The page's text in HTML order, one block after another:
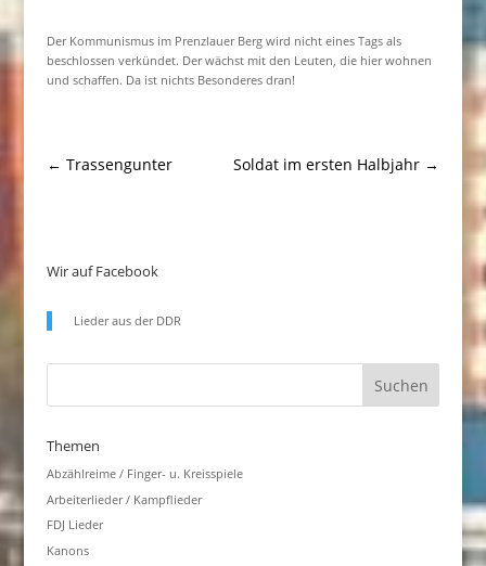
Der Kommunismus im Prenzlauer Berg wird nicht eines Tags als
beschlossen verkündet. Der wächst mit den Leuten, die hier wohnen
und schaffen. Da ist nichts Besonderes dran!
← Trassengunter Soldat im ersten Halbjahr →
Wir auf Facebook
Lieder aus der DDR
Themen
Abzählreime / Finger- u. Kreisspiele
Arbeiterlieder / Kampflieder
FDJ Lieder
Kanons